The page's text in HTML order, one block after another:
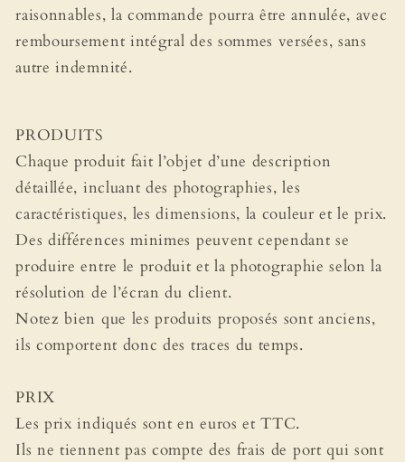
raisonnables, la commande pourra être annulée, avec
remboursement intégral des sommes versées, sans
autre indemnité.
PRODUITS
Chaque produit fait l’objet d’une description
détaillée, incluant des photographies, les
caractéristiques, les dimensions, la couleur et le prix.
Des différences minimes peuvent cependant se
produire entre le produit et la photographie selon la
résolution de l’écran du client.
Notez bien que les produits proposés sont anciens,
ils comportent donc des traces du temps.
PRIX
Les prix indiqués sont en euros et TTC.
Ils ne tiennent pas compte des frais de port qui sont